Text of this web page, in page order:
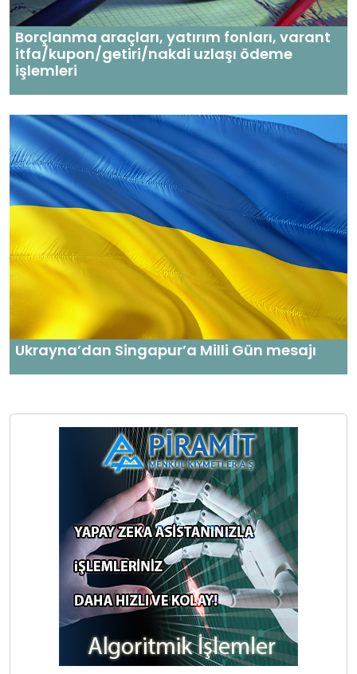
Borçlanma araçları, yatırım fonları, varant
itfa/kupon/getiri/nakdi uzlaşı ödeme
işlemleri
Ukrayna’dan Singapur’a Milli Gün mesajı